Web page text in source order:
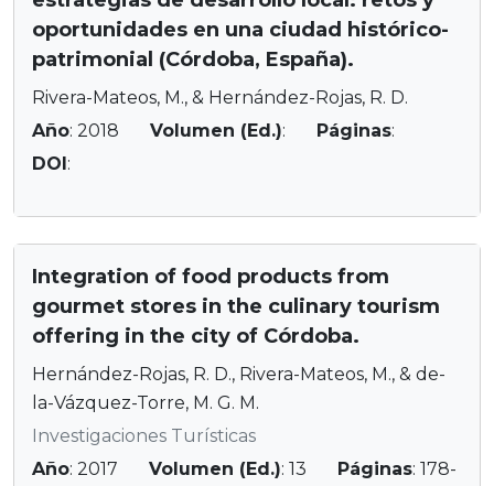
oportunidades en una ciudad histórico-
patrimonial (Córdoba, España).
Rivera-Mateos, M., & Hernández-Rojas, R. D.
Año: 2018 Volumen (Ed.): Páginas:
DOI:
Integration of food products from
gourmet stores in the culinary tourism
offering in the city of Córdoba.
Hernández-Rojas, R. D., Rivera-Mateos, M., & de-
la-Vázquez-Torre, M. G. M.
Investigaciones Turísticas
Año: 2017 Volumen (Ed.): 13 Páginas: 178-